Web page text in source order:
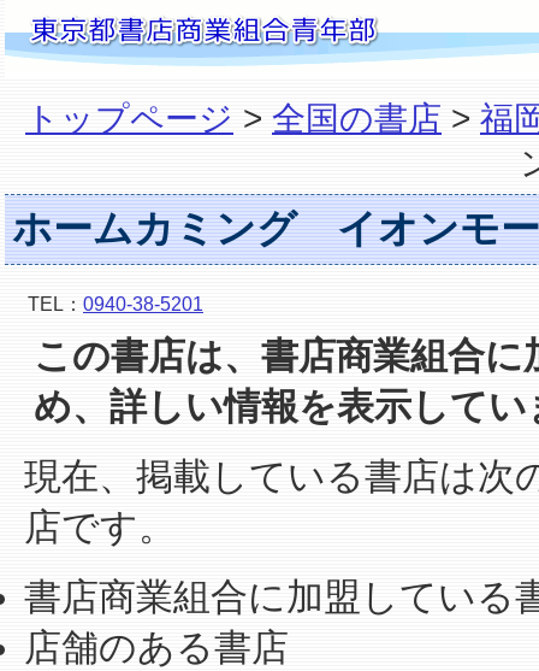
トップページ > 全国の書店 > 福
ホームカミング イオンモ
TEL： 0940-38-5201
この書店は、書店商業組合
め、詳しい情報を表示して
現在、掲載している書店は次
店です。
書店商業組合に加盟している
店舗のある書店